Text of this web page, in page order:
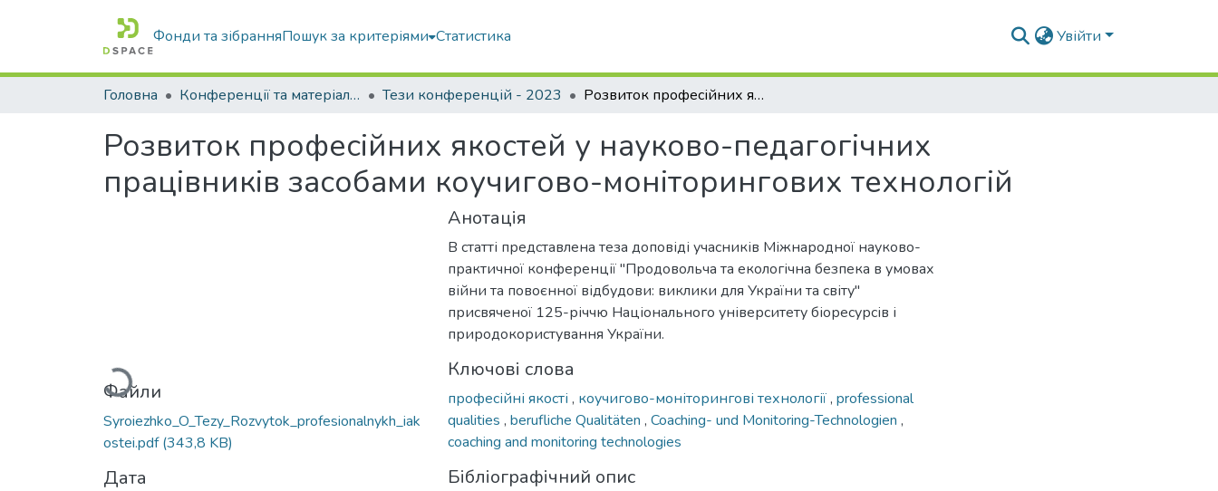
Фонди та зібранняПошук за критеріями Статистика Увійти
Головна Конференції та матеріали конференцій Тези конференцій - 2023 Розвиток професійних якостей у науково-педагогічних працівників засобами коучигово-моніторингових технологій
Розвиток професійних якостей у науково-педагогічних
працівників засобами коучигово-моніторингових технологій
Вантажиться...
Файли
Syroiezhko_O_Tezy_Rozvytok_profesionalnykh_iak
ostei.pdf(343,8 KB)
Дата
Анотація
В статті представлена теза доповіді учасників Міжнародної науково-
практичної конференції "Продовольча та екологічна безпека в умовах
війни та повоєнної відбудови: виклики для України та світу"
присвяченої 125-річчю Національного університету біоресурсів і
природокористування України.
Ключові слова
професійні якості , коучигово-моніторингові технології, professional
qualities , berufliche Qualitäten , Coaching- und Monitoring-Technologien ,
coaching and monitoring technologies
Бібліографічний опис